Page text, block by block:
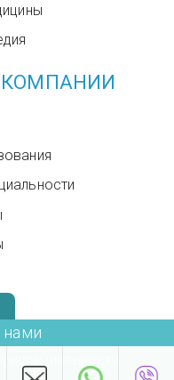
+972.4.6899580
нами